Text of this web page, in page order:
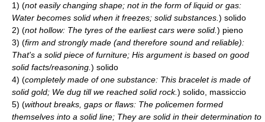
1) (not easily changing shape; not in the form of liquid or gas:
Water becomes solid when it freezes; solid substances. ) solido
2) (not hollow: The tyres of the earliest cars were solid. ) pieno
3) (firm and strongly made (and therefore sound and reliable):
That's a solid piece of furniture; His argument is based on good
solid facts/reasoning. ) solido
4) (completely made of one substance: This bracelet is made of
solid gold; We dug till we reached solid rock.) solido, massiccio
5) (without breaks, gaps or flaws: The policemen formed
themselves into a solid line; They are solid in their determination to